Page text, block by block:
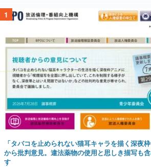
1
「タバコを止められない猫耳キャラを描く深夜
から批判意見。違法薬物の使用と思しき描写も
す